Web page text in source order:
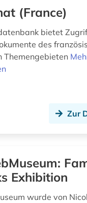
medienkonsum (1)
medienwissenschaft (9)
medizinische versorgung (1)
metropolitan museum of art (1)
migration (1)
minderheitenfrage (1)
(France)
bietet
des
Themengebieten
Zur
Exhibition
wurde von